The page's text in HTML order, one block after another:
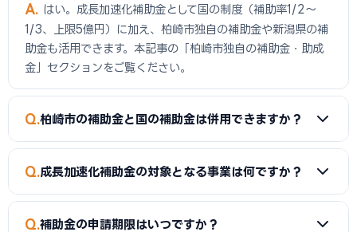
A
はい。成長加速化補助金として国の制度（補助率1/2〜
1/3、上限5億円）に加え、柏崎市独自の補助金や新潟県の補
助金も活用できます。本記事の「柏崎市独自の補助金・助成
金」セクションをご覧ください。
Q 柏崎市の補助金と国の補助金は併用できますか？
A
同一経費への重複申請はできませんが、経費項目を分ける
確認ください。
Q 成長加速化補助金の対象となる事業は何ですか？
A
新市場進出（新たな市場への展開）、新製品開発、事業
Q 補助金の申請期限はいつですか？